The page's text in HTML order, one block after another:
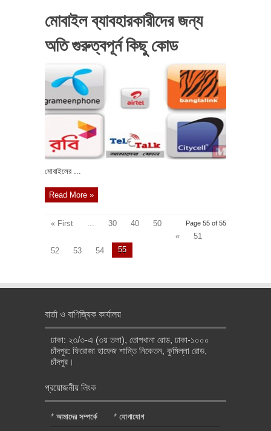
মোবাইল ব্যাবহারকারীদের জন্য
অতি গুরুত্বপূর্ন কিছু কোড
মোবাইলের ...
Read More »
Page 55 of 55
« First 30 40
50
«
51
52
53 54 55
বার্তা ও বাণিজ্যিক কার্যালয়
ঢাকা: ২৩/৩-এ (৩য় তলা), তোপখানা রোড, ঢাকা-১০০০
চাঁদপুর: ফিরোজা হাফেজ শান্তি নিকেতন, কুমিল্লা রোড,
চাঁদপুর।
প্রয়োজনীয় লিংক
* আমাদের সম্পর্কে * যোগাযোগ